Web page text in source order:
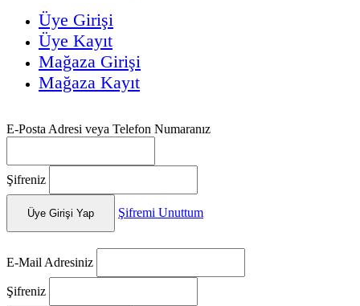
Üye Girişi
Üye Kayıt
Mağaza Girişi
Mağaza Kayıt
E-Posta Adresi veya Telefon Numaranız
Şifreniz
Üye Girişi Yap Şifremi Unuttum
E-Mail Adresiniz
Şifreniz